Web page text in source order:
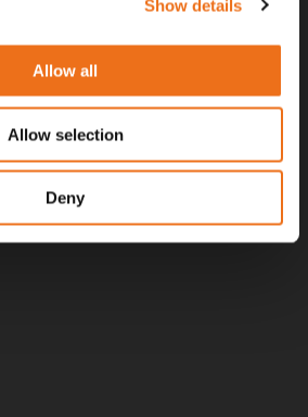
Show details
Allow all
Allow selection
Deny
tillval gäller vid köp av ny maskin. Priserna
produkt, till exempel